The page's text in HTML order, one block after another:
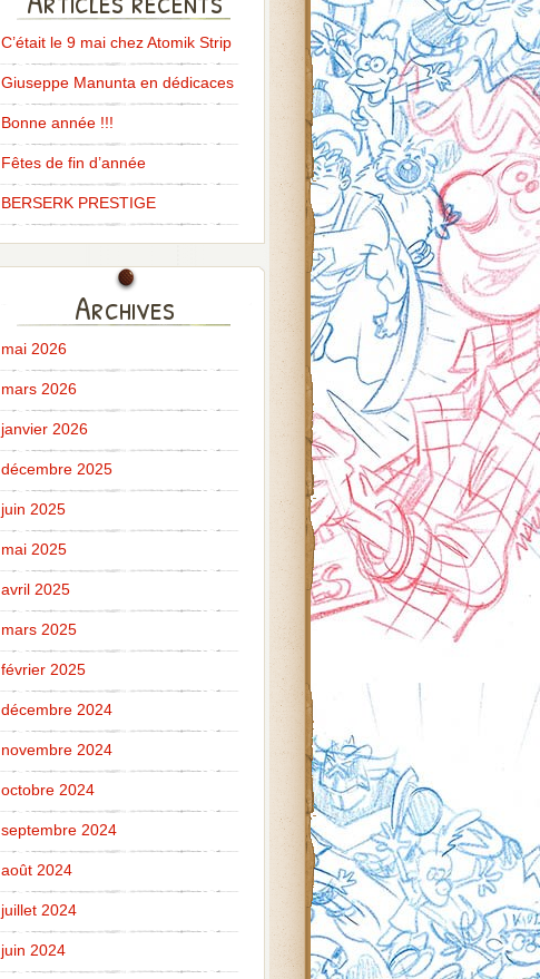
C’était le 9 mai chez Atomik Strip
Giuseppe Manunta en dédicaces
Bonne année !!!
Fêtes de fin d’année
BERSERK PRESTIGE
Archives
mai 2026
mars 2026
janvier 2026
décembre 2025
juin 2025
mai 2025
avril 2025
mars 2025
février 2025
décembre 2024
novembre 2024
octobre 2024
septembre 2024
août 2024
juillet 2024
juin 2024